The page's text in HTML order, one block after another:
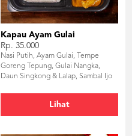
Kapau Ayam Gulai
Rp. 35.000
Nasi Putih, Ayam Gulai, Tempe
Goreng Tepung, Gulai Nangka,
Daun Singkong & Lalap, Sambal Ijo
Lihat